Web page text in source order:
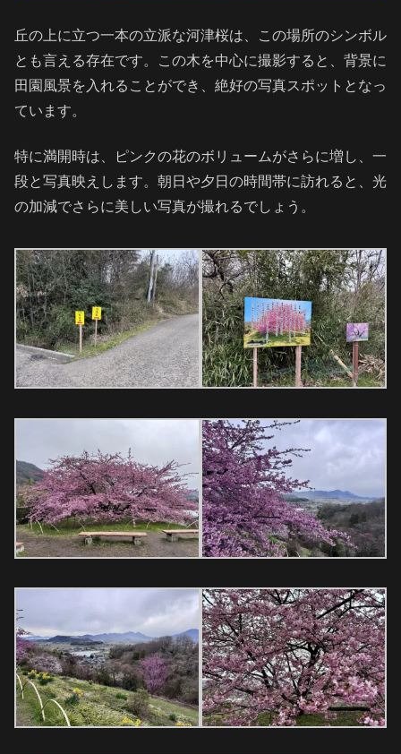
丘の上に立つ一本の立派な河津桜は、この場所のシンボル
とも言える存在です。この木を中心に撮影すると、背景に
田園風景を入れることができ、絶好の写真スポットとなっ
ています。
特に満開時は、ピンクの花のボリュームがさらに増し、一
段と写真映えします。朝日や夕日の時間帯に訪れると、光
の加減でさらに美しい写真が撮れるでしょう。